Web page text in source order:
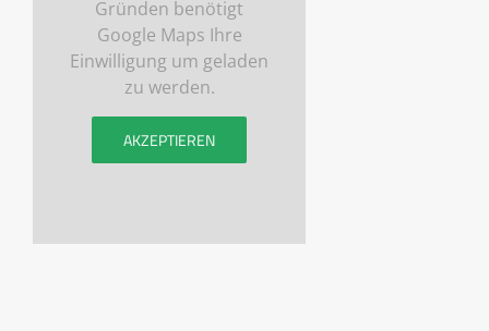
Gründen benötigt
Google Maps Ihre
Einwilligung um geladen
zu werden.
AKZEPTIEREN